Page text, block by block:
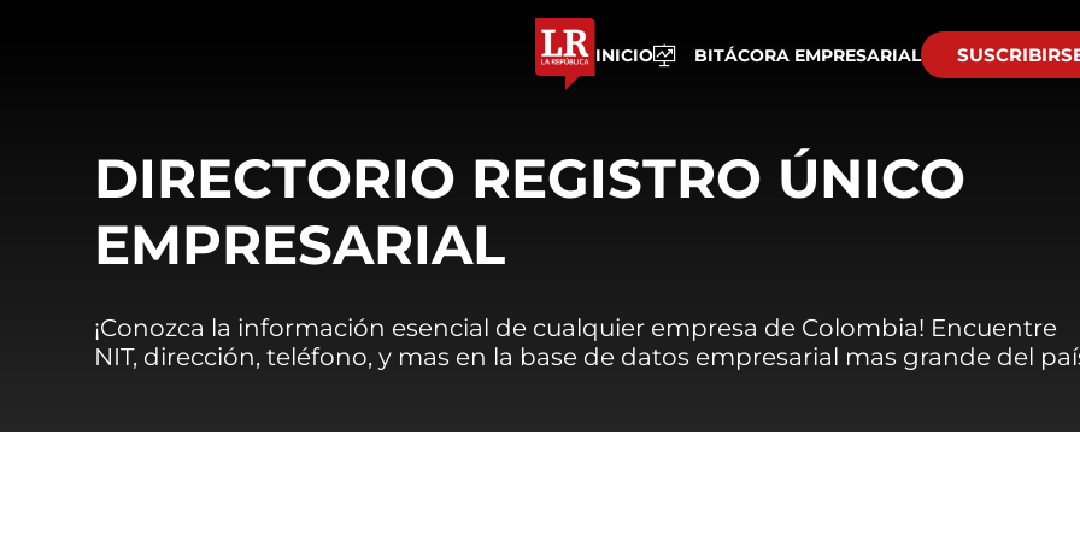
INICIO BITÁCORA EMPRESARIAL
DIRECTORIO REGISTRO ÚNICO
EMPRESARIAL
¡Conozca la información esencial de cualquier empresa de Colombia! Encuentre
NIT, dirección, teléfono, y mas en la base de datos empresarial mas grande del